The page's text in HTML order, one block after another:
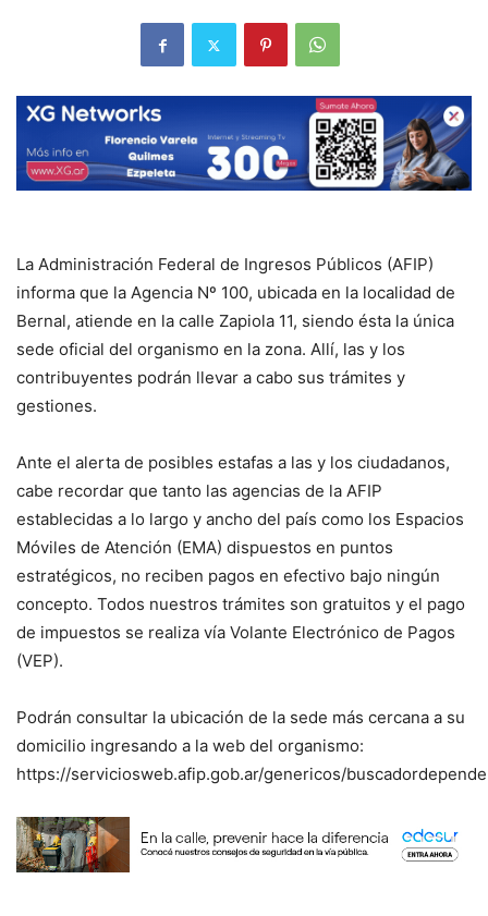
La Administración Federal de Ingresos Públicos (AFIP)
informa que la Agencia Nº 100, ubicada en la localidad de
Bernal, atiende en la calle Zapiola 11, siendo ésta la única
sede oficial del organismo en la zona. Allí, las y los
contribuyentes podrán llevar a cabo sus trámites y
gestiones.
Ante el alerta de posibles estafas a las y los ciudadanos,
cabe recordar que tanto las agencias de la AFIP
establecidas a lo largo y ancho del país como los Espacios
Móviles de Atención (EMA) dispuestos en puntos
estratégicos, no reciben pagos en efectivo bajo ningún
concepto. Todos nuestros trámites son gratuitos y el pago
de impuestos se realiza vía Volante Electrónico de Pagos
(VEP).
Podrán consultar la ubicación de la sede más cercana a su
domicilio ingresando a la web del organismo:
https://serviciosweb.afip.gob.ar/genericos/